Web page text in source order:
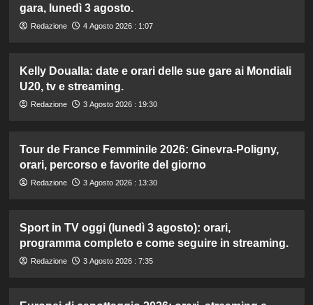
gara, lunedì 3 agosto.
Redazione 4 Agosto 2026 : 1:07
Kelly Doualla: date e orari delle sue gare ai Mondiali
U20, tv e streaming.
Redazione 3 Agosto 2026 : 19:30
Tour de France Femminile 2026: Ginevra-Poligny,
orari, percorso e favorite del giorno
Redazione 3 Agosto 2026 : 13:30
Sport in TV oggi (lunedì 3 agosto): orari,
programma completo e come seguire in streaming.
Redazione 3 Agosto 2026 : 7:35